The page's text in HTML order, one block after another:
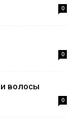
0
0
волосы
0